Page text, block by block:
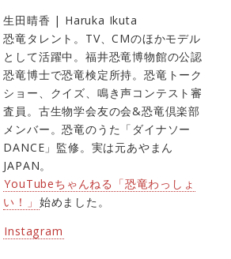
生田晴香 | Haruka Ikuta
恐竜タレント。TV、CMのほかモデル
として活躍中。福井恐竜博物館の公認
恐竜博士で恐竜検定所持。恐竜トーク
ショー、クイズ、鳴き声コンテスト審
査員。古生物学会友の会&恐竜倶楽部
メンバー。恐竜のうた「ダイナソー
DANCE」監修。実は元あやまん
JAPAN。
YouTubeちゃんねる「恐竜わっしょ
い！」 始めました。
Instagram